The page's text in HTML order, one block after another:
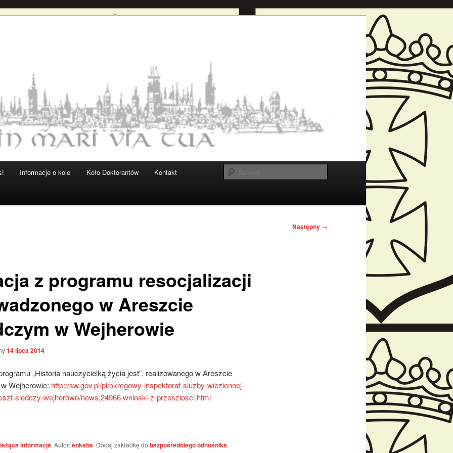
Informacje o kole Koło Doktorantów Kontakt
Następny →
z programu resocjalizacji
w Areszcie
w Wejherowie
14 lipca 2014
„Historia nauczycielką życia jest”, realizowanego w Areszcie
Wejherowie: http://sw.gov.pl/pl/okregowy-inspektorat-sluzby-wieziennej-
sledczy-wejherowo/news,24966,wnioski-z-przeszlosci.html
informacje. Autor:enkaha. Dodaj zakładkę do bezpośredniego odnośnika.